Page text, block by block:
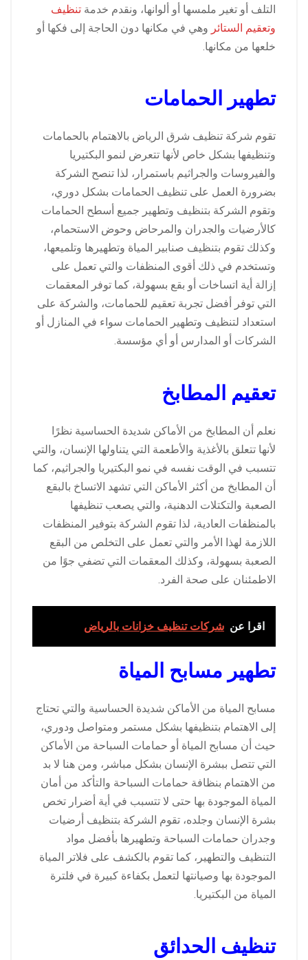
التلف أو تغير ملمسها أو ألوانها، ونقدم خدمة تنظيف
وتعقيم الستائر وهي في مكانها دون الحاجة إلى فكها أو
خلعها من مكانها.
تطهير الحمامات
تقوم شركة تنظيف شرق الرياض بالاهتمام بالحمامات
وتنظيفها بشكل خاص لأنها تتعرض لنمو البكتيريا
والفيروسات والجراثيم باستمرار، لذا تنصح الشركة
بضرورة العمل على تنظيف الحمامات بشكل دوري،
وتقوم الشركة بتنظيف وتطهير جميع أسطح الحمامات
كالأرضيات والجدران والمرحاض وحوض الاستحمام،
وكذلك تقوم بتنظيف صنابير المياة وتطهيرها وتلميعها،
وتستخدم في ذلك أقوى المنظفات والتي تعمل على
إزالة أية اتساخات أو بقع بسهولة، كما توفر المعقمات
التي توفر أفضل تجربة تعقيم للحمامات، والشركة على
استعداد لتنظيف وتطهير الحمامات سواء في المنازل أو
الشركات أو المدارس أو أي مؤسسة.
تعقيم المطابخ
نعلم أن المطابخ من الأماكن شديدة الحساسية نظرًا
لأنها تتعلق بالأغذية والأطعمة التي يتناولها الإنسان، والتي
تتسبب في الوقت نفسه في نمو البكتيريا والجراثيم، كما
أن المطابخ من أكثر الأماكن التي تشهد الاتساخ بالبقع
الصعبة والتكتلات الدهنية، والتي يصعب تنظيفها
بالمنظفات العادية، لذا تقوم الشركة بتوفير المنظفات
اللازمة لهذا الأمر والتي تعمل على التخلص من البقع
الصعبة بسهولة، وكذلك المعقمات التي تضفي جوًا من
الاطمئنان على صحة الفرد.
اقرا عن شركات تنظيف خزانات بالرياض
تطهير مسابح المياة
مسابح المياة من الأماكن شديدة الحساسية والتي تحتاج
إلى الاهتمام بتنظيفها بشكل مستمر ومتواصل ودوري،
حيث أن مسابح المياة أو حمامات السباحة من الأماكن
التي تتصل ببشرة الإنسان بشكل مباشر، ومن هنا لا بد
من الاهتمام بنظافة حمامات السباحة والتأكد من أمان
المياة الموجودة بها حتى لا تتسبب في أية أضرار تخص
بشرة الإنسان وجلده، تقوم الشركة بتنظيف أرضيات
وجدران حمامات السباحة وتطهيرها بأفضل مواد
التنظيف والتطهير، كما تقوم بالكشف على فلاتر المياة
الموجودة بها وصيانتها لتعمل بكفاءة كبيرة في فلترة
المياة من البكتيريا.
تنظيف الحدائق